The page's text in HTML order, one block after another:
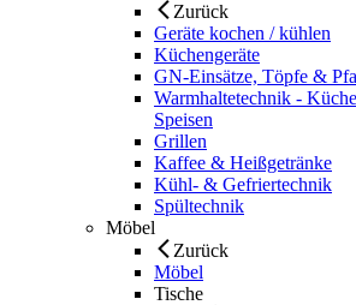
Zurück
Geräte kochen / kühlen
Küchengeräte
GN-Einsätze, Töpfe &
Warmhaltetechnik -
Speisen
Grillen
Kaffee & Heißgetränke
Kühl- & Gefriertechnik
Spültechnik
Möbel
Zurück
Möbel
Tische